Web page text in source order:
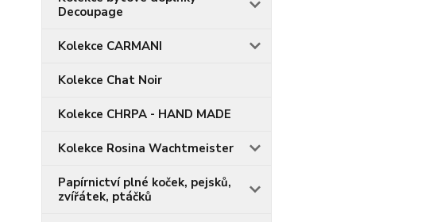
Decoupage
Kolekce CARMANI
Kolekce Chat Noir
Kolekce CHRPA - HAND MADE
Kolekce Rosina Wachtmeister
Papírnictví plné koček, pejsků,
zvířátek, ptáčků